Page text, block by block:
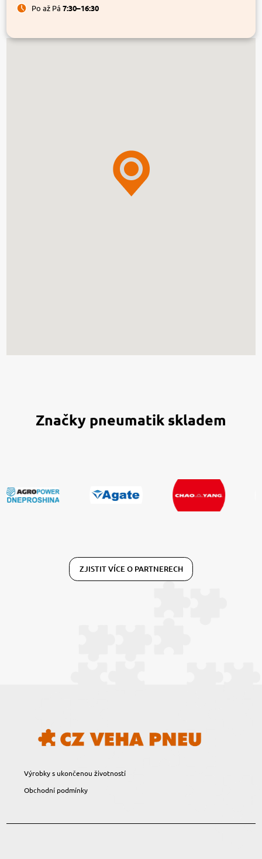
Po až Pá7:30–16:30
Značky pneumatik skladem
ZJISTIT VÍCE O PARTNERECH
Výrobky s ukončenou životností
Obchodní podmínky